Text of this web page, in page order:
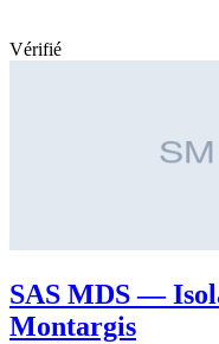
Vérifié
SAS MDS —
Montargis